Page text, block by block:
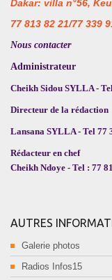
Dakar: villa n°56,
77 813 82 21/77 339
Nous contacter
Administrateur
Cheikh Sidou SYLLA -
Directeur de la rédaction
Lansana SYLLA - Tel 77
Rédacteur en chef
Cheikh Ndoye - Tel : 77
AUTRES
Galerie photos
Radios Infos15